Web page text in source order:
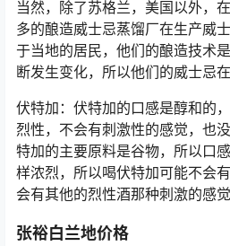
当然，除了苏格兰，美国以外，
多的酿造威士忌蒸馏厂在生产威
于当地的居民，他们的酿造技术
断发生变化，所以他们的威士忌
伏特加：伏特加的口感是醇和的
烈性，不会有刺激性的感觉，也
特加的主要原料是谷物，所以口
样浓烈，所以喝伏特加可能不会
会有其他的烈性酒那种刺激的感觉
张裕白兰地价格